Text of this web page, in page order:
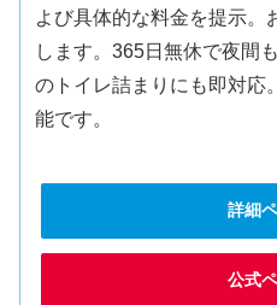
よび具体的な料金を提示。
します。365日無休で夜間
のトイレ詰まりにも即対応
能です。
詳細
公式